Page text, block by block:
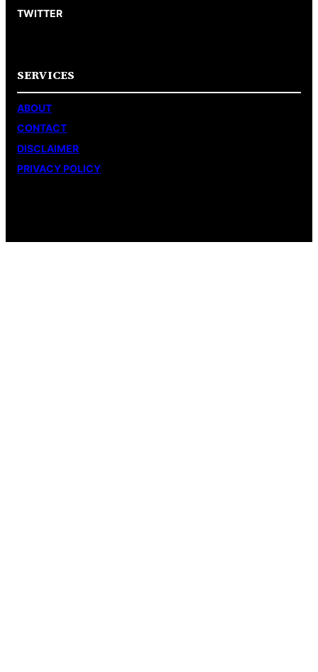
TWITTER
SERVICES
ABOUT
CONTACT
DISCLAIMER
PRIVACY POLICY